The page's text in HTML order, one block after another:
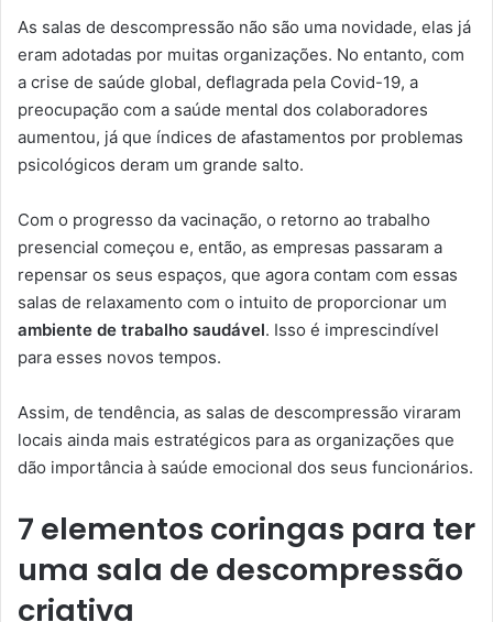
As salas de descompressão não são uma novidade, elas já
eram adotadas por muitas organizações. No entanto, com
a crise de saúde global, deflagrada pela Covid-19, a
preocupação com a saúde mental dos colaboradores
aumentou, já que índices de afastamentos por problemas
psicológicos deram um grande salto.
Com o progresso da vacinação, o retorno ao trabalho
presencial começou e, então, as empresas passaram a
repensar os seus espaços, que agora contam com essas
salas de relaxamento com o intuito de proporcionar um
ambiente de trabalho saudável. Isso é imprescindível
para esses novos tempos.
Assim, de tendência, as salas de descompressão viraram
locais ainda mais estratégicos para as organizações que
dão importância à saúde emocional dos seus funcionários.
7 elementos coringas para ter
uma sala de descompressão
criativa